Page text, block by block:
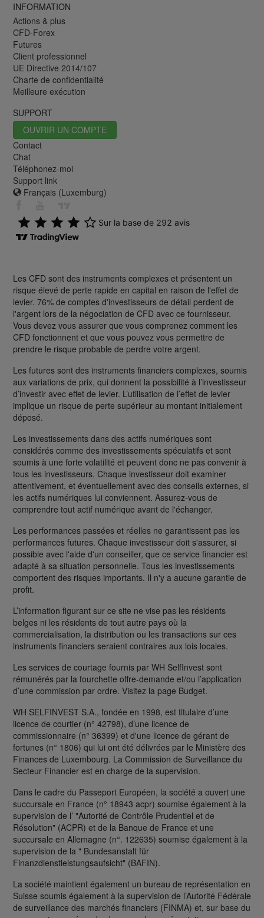
INFORMATION
Actions & plus
CFD-Forex
Futures
Client professionnel
UE Directive 2014/107
Charte de confidentialité
Meilleure exécution
SUPPORT
OUVRIR UN COMPTE
Contact
Chat
Téléphonez-moi
Support link
Français (Luxemburg)
Les CFD sont des instruments complexes et présentent un
risque élevé de perte rapide en capital en raison de l'effet de
levier. 76% de comptes d'investisseurs de détail perdent de
l'argent lors de la négociation de CFD avec ce fournisseur.
Vous devez vous assurer que vous comprenez comment les
CFD fonctionnent et que vous pouvez vous permettre de
prendre le risque probable de perdre votre argent.
Les futures sont des instruments financiers complexes, soumis
aux variations de prix, qui donnent la possibilité à l’investisseur
d’investir avec effet de levier. L’utilisation de l’effet de levier
implique un risque de perte supérieur au montant initialement
déposé.
Les investissements dans des actifs numériques sont
considérés comme des investissements spéculatifs et sont
soumis à une forte volatilité et peuvent donc ne pas convenir à
tous les investisseurs. Chaque investisseur doit examiner
attentivement, et éventuellement avec des conseils externes, si
les actifs numériques lui conviennent. Assurez-vous de
comprendre tout actif numérique avant de l'échanger.
Les performances passées et réelles ne garantissent pas les
performances futures. Chaque investisseur doit s'assurer, si
possible avec l'aide d'un conseiller, que ce service financier est
adapté à sa situation personnelle. Tous les investissements
comportent des risques importants. Il n'y a aucune garantie de
profit.
L’information figurant sur ce site ne vise pas les résidents
belges ni les résidents de tout autre pays où la
commercialisation, la distribution ou les transactions sur ces
instruments financiers seraient contraires aux lois locales.
Les services de courtage fournis par WH SelfInvest sont
rémunérés par la fourchette offre-demande et/ou l’application
d’une commission par ordre. Visitez la page Budget.
WH SELFINVEST S.A., fondée en 1998, est titulaire d’une
licence de courtier (n° 42798), d’une licence de
commissionnaire (n° 36399) et d'une licence de gérant de
fortunes (n° 1806) qui lui ont été délivrées par le Ministère des
Finances de Luxembourg. La Commission de Surveillance du
Secteur Financier est en charge de la supervision.
Dans le cadre du Passeport Européen, la société a ouvert une
succursale en France (n° 18943 acpr) soumise également à la
supervision de l’ "Autorité de Contrôle Prudentiel et de
Résolution" (ACPR) et de la Banque de France et une
succursale en Allemagne (n°. 122635) soumise également à la
supervision de la " Bundesanstalt für
Finanzdienstleistungsaufsicht" (BAFIN).
La société maintient également un bureau de représentation en
Suisse soumis également à la supervision de l’Autorité Fédérale
de surveillance des marchés financiers (FINMA) et, sur base du